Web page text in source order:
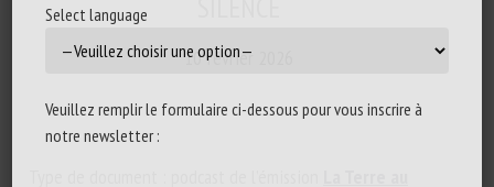
10 février 2026
Select language
Veuillez remplir le formulaire ci-dessous pour vous inscrire à
notre newsletter :